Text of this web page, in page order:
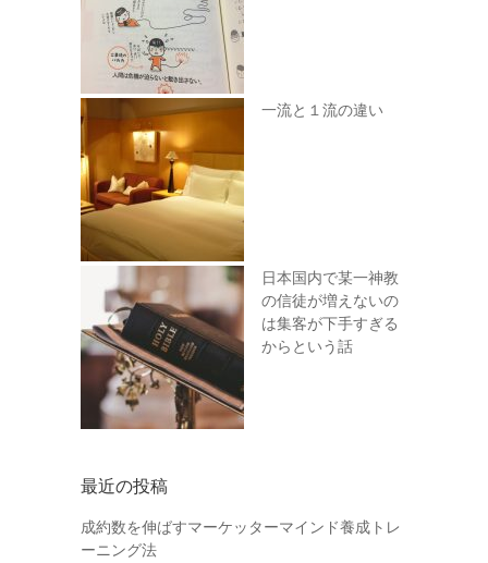
一流と１流の違い
日本国内で某一神教
の信徒が増えないの
は集客が下手すぎる
からという話
最近の投稿
成約数を伸ばすマーケッターマインド養成トレ
ーニング法